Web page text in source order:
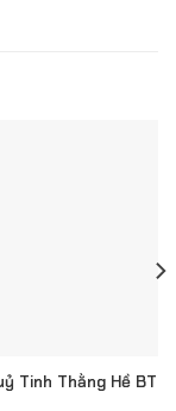
Tinh Thằng Hề BT